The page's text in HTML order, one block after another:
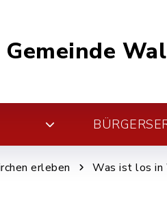
Gemeinde
erleben Was ist los in